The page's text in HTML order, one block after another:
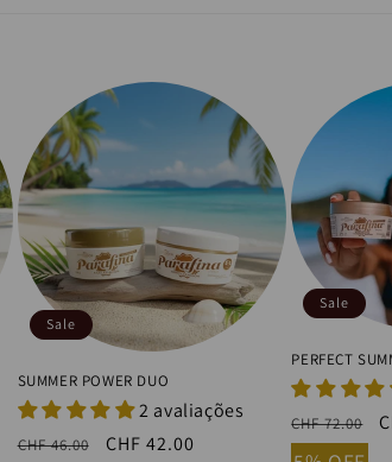
Sale
SUMMER POWER DUO
2 avaliações
Regular
CHF 46.00
Sale
CHF 42.00
Sale
PERFECT
Regular
price
CHF 72.00